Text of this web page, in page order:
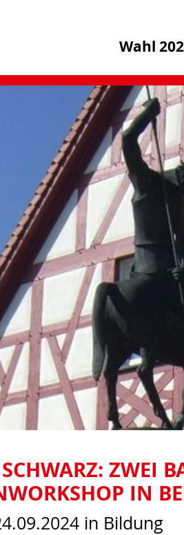
Wahl
ZWEI
IN
in Bildung